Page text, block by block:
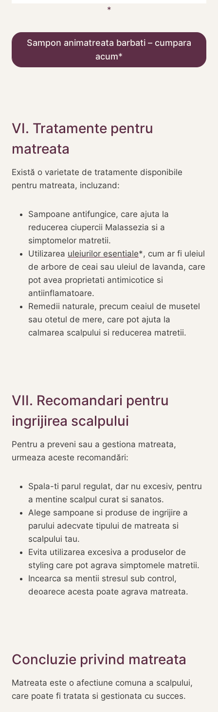
Sampon animatreata barbati – cumpara
acum
VI. Tratamente pentru
matreata
Există o varietate de tratamente disponibile
pentru matreata, incluzand:
Sampoane antifungice, care ajuta la
reducerea ciupercii Malassezia si a
simptomelor matretii.
Utilizarea uleiurilor esentiale , cum ar fi uleiul
de arbore de ceai sau uleiul de lavanda, care
pot avea proprietati antimicotice si
antiinflamatoare.
Remedii naturale, precum ceaiul de musetel
sau otetul de mere, care pot ajuta la
calmarea scalpului si reducerea matretii.
VII. Recomandari pentru
ingrijirea scalpului
Pentru a preveni sau a gestiona matreata,
urmeaza aceste recomandări:
Spala-ti parul regulat, dar nu excesiv, pentru
a mentine scalpul curat si sanatos.
Alege sampoane si produse de ingrijire a
parului adecvate tipului de matreata si
scalpului tau.
Evita utilizarea excesiva a produselor de
styling care pot agrava simptomele matretii.
Incearca sa mentii stresul sub control,
deoarece acesta poate agrava matreata.
Concluzie privind matreata
Matreata este o afectiune comuna a scalpului,
care poate fi tratata si gestionata cu succes.